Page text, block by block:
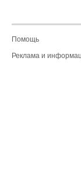
Помощь
Реклама и